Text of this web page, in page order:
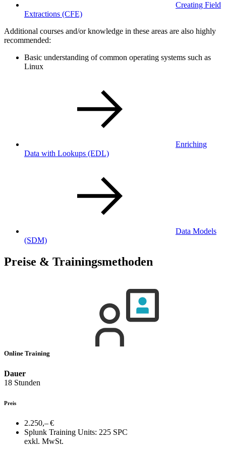
Creating Field
Extractions (CFE)
Additional courses and/or knowledge in these areas are also highly
recommended:
Basic understanding of common operating systems such as
Linux
Enriching
Data with Lookups (EDL)
Data Models
(SDM)
Preise & Trainingsmethoden
Online Training
Dauer
18 Stunden
Preis
2.250,– €
Splunk Training Units: 225 SPC
exkl. MwSt.